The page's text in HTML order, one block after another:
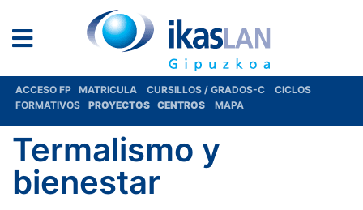
ACCESO FP MATRICULA CURSILLOS / GRADOS-C
CICLOS
FORMATIVOS
PROYECTOS CENTROS MAPA
Termalismo y
bienestar